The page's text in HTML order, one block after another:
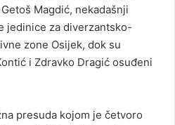
Magdić, nekadašnji
jedinice za diverzantsko-
zone Osijek, dok su
i Zdravko Dragić osuđeni
presuda kojom je četvoro